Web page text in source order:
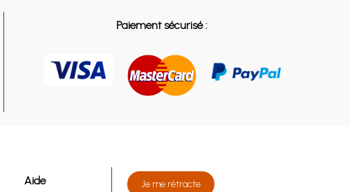
Paiement sécurisé :
Aide Je me rétracte